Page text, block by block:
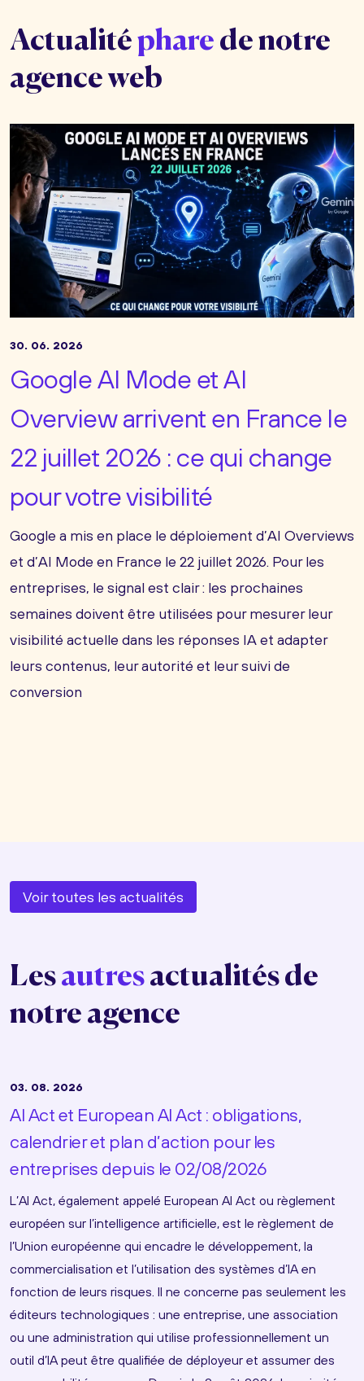
Actualitéphare de notre
agence web
30. 06. 2026
Google AI Mode et AI
Overview arrivent en France le
22 juillet 2026 : ce qui change
pour votre visibilité
Google a mis en place le déploiement d’AI Overviews
et d’AI Mode en France le 22 juillet 2026. Pour les
entreprises, le signal est clair : les prochaines
semaines doivent être utilisées pour mesurer leur
visibilité actuelle dans les réponses IA et adapter
leurs contenus, leur autorité et leur suivi de
conversion
Voir toutes les actualités
Lesautresactualités de
notre agence
03. 08. 2026
AI Act et European AI Act : obligations,
calendrier et plan d’action pour les
entreprises depuis le 02/08/2026
L’AI Act, également appelé European AI Act ou règlement
européen sur l’intelligence artificielle, est le règlement de
l’Union européenne qui encadre le développement, la
commercialisation et l’utilisation des systèmes d’IA en
fonction de leurs risques. Il ne concerne pas seulement les
éditeurs technologiques : une entreprise, une association
ou une administration qui utilise professionnellement un
outil d’IA peut être qualifiée de déployeur et assumer des